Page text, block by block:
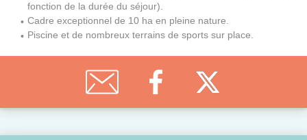
fonction de la durée du séjour).
Cadre exceptionnel de 10 ha en pleine nature.
Piscine et de nombreux terrains de sports sur place.